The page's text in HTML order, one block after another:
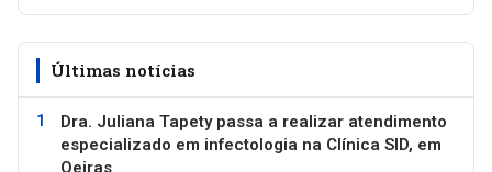
Últimas notícias
Dra. Juliana Tapety passa a realizar atendimento
especializado em infectologia na Clínica SID, em
Oeiras